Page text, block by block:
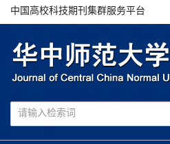
中国高校科技期刊集群服务平台